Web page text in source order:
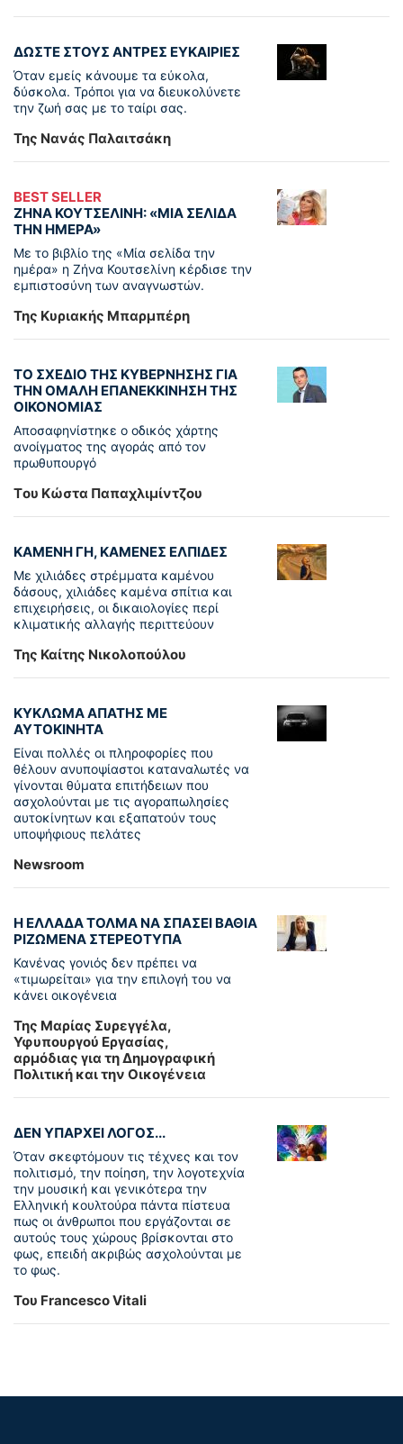
ΔΩΣΤΕ ΣΤΟΥΣ ΑΝΤΡΕΣ ΕΥΚΑΙΡΙΕΣ
Όταν εμείς κάνουμε τα εύκολα,
δύσκολα. Τρόποι για να διευκολύνετε
την ζωή σας με το ταίρι σας.
Της Νανάς Παλαιτσάκη
BEST SELLER
ΖΗΝΑ ΚΟΥΤΣΕΛΙΝΗ: «ΜΙΑ ΣΕΛΙΔΑ
ΤΗΝ ΗΜΕΡΑ»
Με το βιβλίο της «Μία σελίδα την
ημέρα» η Ζήνα Κουτσελίνη κέρδισε την
εμπιστοσύνη των αναγνωστών.
Της Κυριακής Μπαρμπέρη
ΤΟ ΣΧΕΔΙΟ ΤΗΣ ΚΥΒΕΡΝΗΣΗΣ ΓΙΑ
ΤΗΝ ΟΜΑΛΗ ΕΠΑΝΕΚΚΙΝΗΣΗ ΤΗΣ
ΟΙΚΟΝΟΜΙΑΣ
Αποσαφηνίστηκε ο οδικός χάρτης
ανοίγματος της αγοράς από τον
πρωθυπουργό
Tου Κώστα Παπαχλιμίντζου
ΚΑΜΕΝΗ ΓΗ, ΚΑΜΕΝΕΣ ΕΛΠΙΔΕΣ
Με χιλιάδες στρέμματα καμένου
δάσους, χιλιάδες καμένα σπίτια και
επιχειρήσεις, οι δικαιολογίες περί
κλιματικής αλλαγής περιττεύουν
Της Καίτης Νικολοπούλου
ΚΥΚΛΩΜΑ ΑΠΑΤΗΣ ΜΕ
ΑΥΤΟΚΙΝΗΤΑ
Είναι πολλές οι πληροφορίες που
θέλουν ανυποψίαστοι καταναλωτές να
γίνονται θύματα επιτήδειων που
ασχολούνται με τις αγοραπωλησίες
αυτοκίνητων και εξαπατούν τους
υποψήφιους πελάτες
Newsroom
Η ΕΛΛΑΔΑ ΤΟΛΜΑ ΝΑ ΣΠΑΣΕΙ ΒΑΘΙΑ
ΡΙΖΩΜΕΝΑ ΣΤΕΡΕΟΤΥΠΑ
Κανένας γονιός δεν πρέπει να
«τιμωρείται» για την επιλογή του να
κάνει οικογένεια
Της Μαρίας Συρεγγέλα,
Υφυπουργού Εργασίας,
αρμόδιας για τη Δημογραφική
Πολιτική και την Οικογένεια
ΔΕΝ ΥΠΑΡΧΕΙ ΛΟΓΟΣ...
Όταν σκεφτόμουν τις τέχνες και τον
πολιτισμό, την ποίηση, την λογοτεχνία
την μουσική και γενικότερα την
Ελληνική κουλτούρα πάντα πίστευα
πως οι άνθρωποι που εργάζονται σε
αυτούς τους χώρους βρίσκονται στο
φως, επειδή ακριβώς ασχολούνται με
το φως.
Του Francesco Vitali